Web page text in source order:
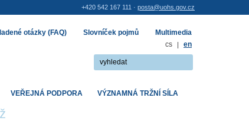
VEŘEJNÁ PODPORA VÝZNAMNÁ TRŽNÍ SÍLA
otázky (FAQ) Slovníček pojmů
Multimedia
cs
| en
+420 542 167 111 · posta@uohs.gov.cz